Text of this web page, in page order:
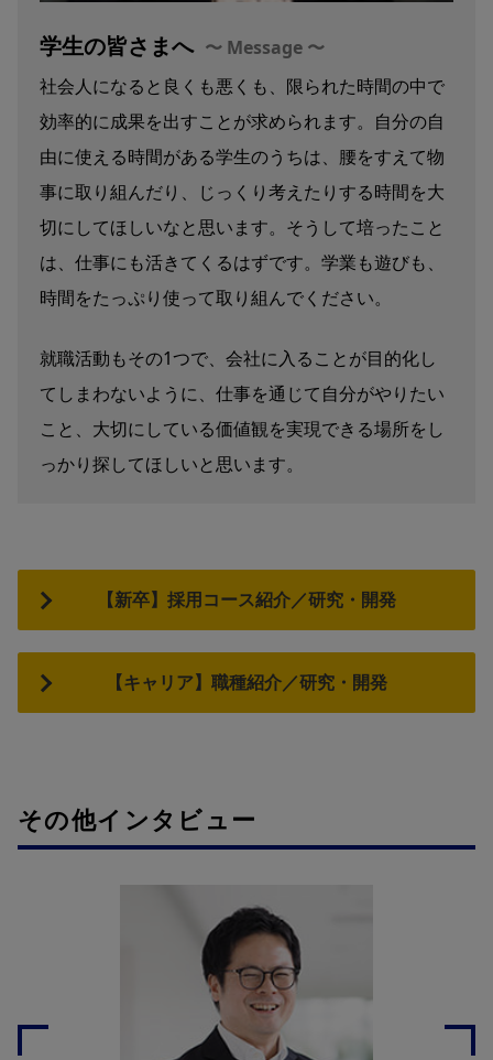
学生の皆さまへ
社会人になると良くも悪くも、限られた時間の中で
効率的に成果を出すことが求められます。自分の自
由に使える時間がある学生のうちは、腰をすえて物
事に取り組んだり、じっくり考えたりする時間を大
切にしてほしいなと思います。そうして培ったこと
は、仕事にも活きてくるはずです。学業も遊びも、
時間をたっぷり使って取り組んでください。
就職活動もその1つで、会社に入ることが目的化し
てしまわないように、仕事を通じて自分がやりたい
こと、大切にしている価値観を実現できる場所をし
っかり探してほしいと思います。
【新卒】採用コース紹介／研究・開発
【キャリア】職種紹介／研究・開発
その他インタビュー